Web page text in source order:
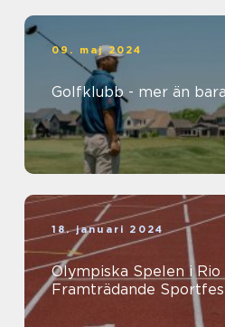
09. maj 2024
Golfklubb - mer än
18. januari 2024
Olympiska Spelen i Rio
Framträdande